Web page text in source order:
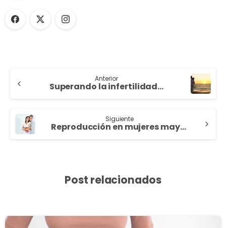
Anterior
Superando la infertilidad…
Siguiente
Reproducción en mujeres mayores de 40 años
Post relacionados